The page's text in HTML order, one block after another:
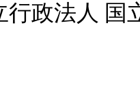
行政法人 国